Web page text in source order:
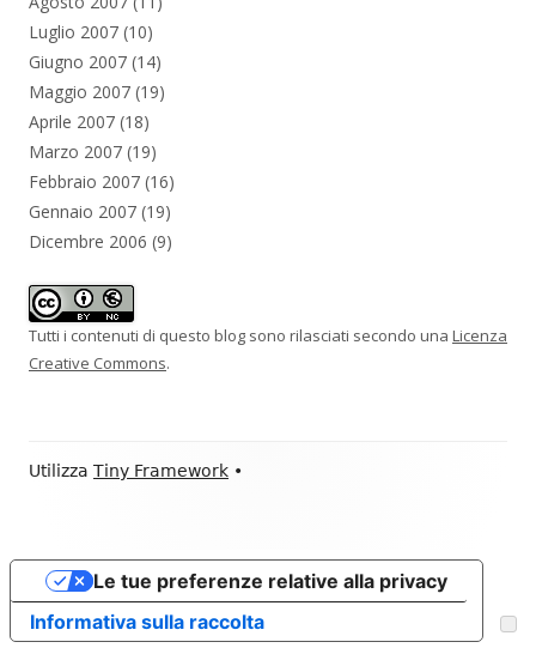
Luglio 2007 (10)
Giugno 2007 (14)
Maggio 2007 (19)
Aprile 2007 (18)
Marzo 2007 (19)
Febbraio 2007 (16)
Gennaio 2007 (19)
Dicembre 2006 (9)
Tutti i contenuti di questo blog sono rilasciati secondo una Licenza
Creative Commons.
Contenuto
pagina
Utilizza Tiny Framework •
Informativa sulla raccolta
Le tue preferenze relative alla privacy